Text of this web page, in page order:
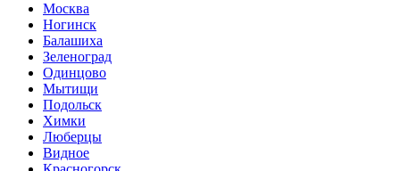
Москва
Ногинск
Балашиха
Зеленоград
Одинцово
Мытищи
Подольск
Химки
Люберцы
Видное